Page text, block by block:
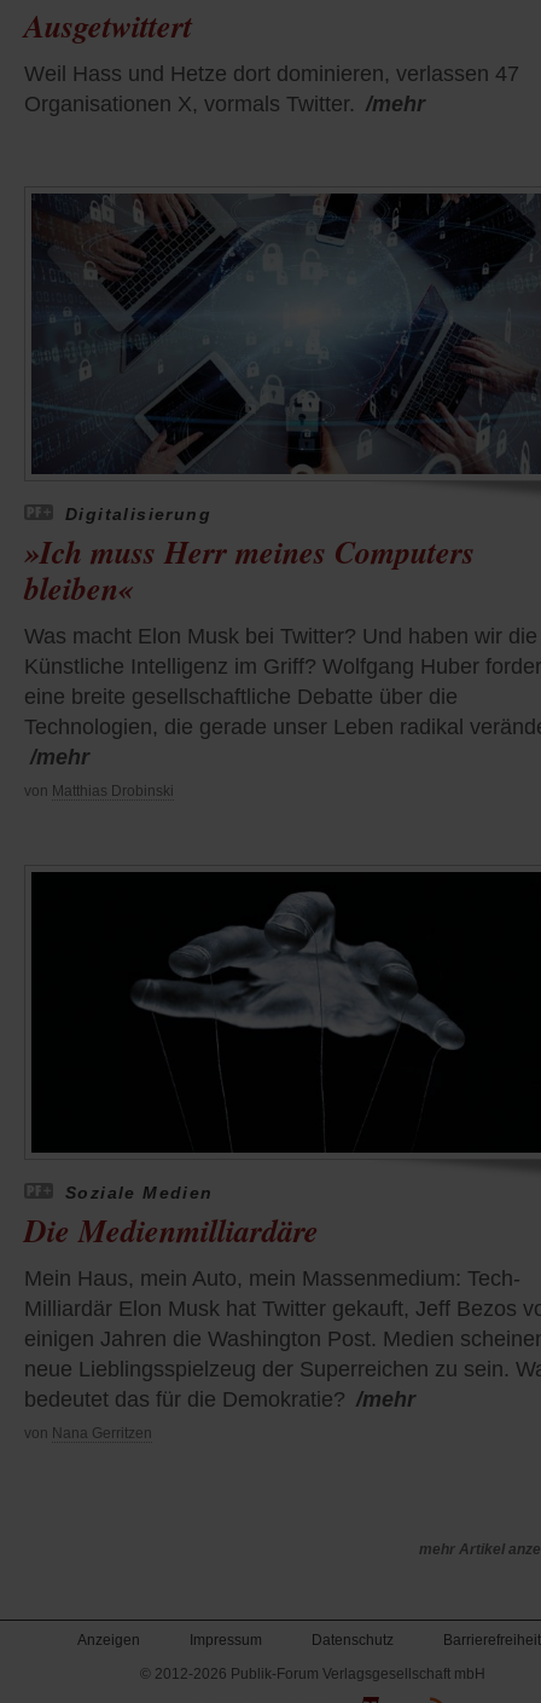
Ausgetwittert
Weil Hass und Hetze dort dominieren, verlassen 47
Organisationen X, vormals Twitter. /mehr
Digitalisierung
»Ich muss Herr meines Computers
bleiben«
Was macht Elon Musk bei Twitter? Und haben wir die
Künstliche Intelligenz im Griff? Wolfgang Huber
eine breite gesellschaftliche Debatte über die
Technologien, die gerade unser Leben radikal
/mehr
von Matthias Drobinski
Soziale Medien
Die Medienmilliardäre
Mein Haus, mein Auto, mein Massenmedium: Tech-
Milliardär Elon Musk hat Twitter gekauft, Jeff Bezos
einigen Jahren die Washington Post. Medien
neue Lieblingsspielzeug der Superreichen zu sein.
bedeutet das für die Demokratie? /mehr
von Nana Gerritzen
mehr Artikel
Anzeigen Impressum Datenschutz
Barrierefreiheit
© 2012-2026 Publik-Forum Verlagsgesellschaft mbH